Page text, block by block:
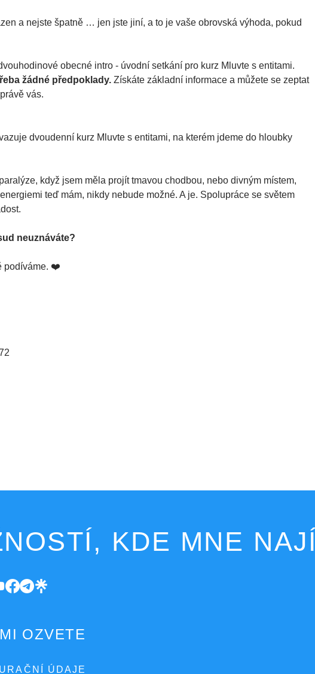
a nejste špatně … jen jste jiní, a to je vaše obrovská výhoda, pokud
obecné intro - úvodní setkání pro kurz Mluvte s entitami.
žádné předpoklady. Získáte základní informace a můžete se zeptat
vás.
dvoudenní kurz Mluvte s entitami, na kterém jdeme do hloubky
když jsem měla projít tmavou chodbou, nebo divným místem,
teď mám, nikdy nebude možné. A je. Spolupráce se světem
neuznáváte?
podíváme. ❤️
KDE MNE
OZVETE
ÚDAJE